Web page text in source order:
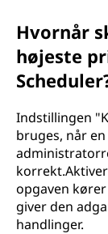
Hvornår
højeste
Indstillingen
bruges, når
opgaven
giver den
handlinger.